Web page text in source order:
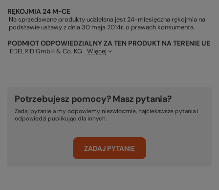
RĘKOJMIA 24 M-CE
Na sprzedawane produkty udzielana jest 24-miesięczna rękojmia na
podstawie ustawy z dnia 30 maja 2014r. o prawach konsumenta.
PODMIOT ODPOWIEDZIALNY ZA TEN PRODUKT NA TERENIE UE
EDELRID GmbH & Co. KG Więcej
Potrzebujesz pomocy? Masz pytania?
Zadaj pytanie a my odpowiemy niezwłocznie, najciekawsze pytania i
odpowiedzi publikując dla innych.
ZADAJ PYTANIE